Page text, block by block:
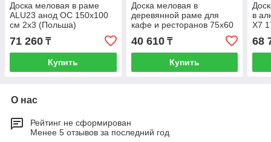
Доска меловая в раме
ALU23 анод ОС 150х100
см 2x3 (Польша)
71 260 ₸
Купить
Доска меловая в
деревянной раме для
кафе и ресторанов 75х60
см 2x3 (Польша)
40 610₸
Купить
в
Х7
68
О нас
Рейтинг не сформирован
Менее 5 отзывов за последний год